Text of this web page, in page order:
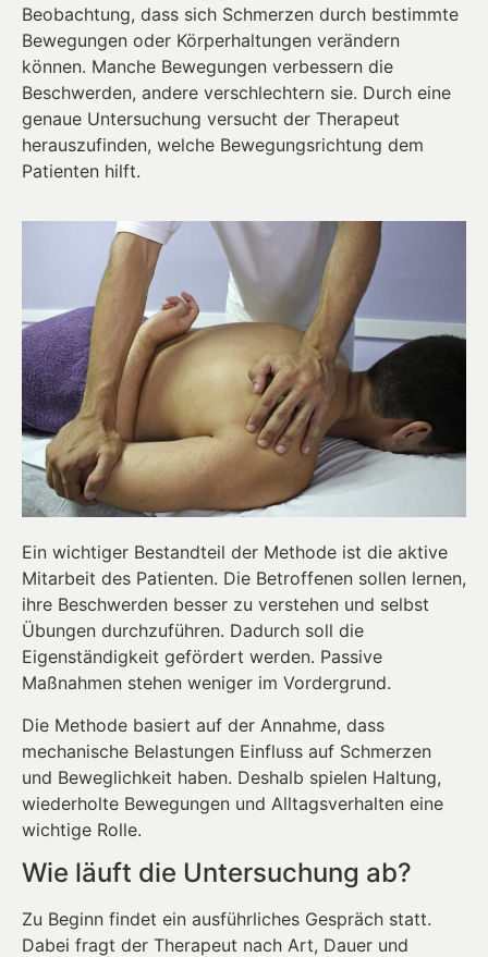
Beobachtung, dass sich Schmerzen durch bestimmte
Bewegungen oder Körperhaltungen verändern
können. Manche Bewegungen verbessern die
Beschwerden, andere verschlechtern sie. Durch eine
genaue Untersuchung versucht der Therapeut
herauszufinden, welche Bewegungsrichtung dem
Patienten hilft.
Ein wichtiger Bestandteil der Methode ist die aktive
Mitarbeit des Patienten. Die Betroffenen sollen lernen,
ihre Beschwerden besser zu verstehen und selbst
Übungen durchzuführen. Dadurch soll die
Eigenständigkeit gefördert werden. Passive
Maßnahmen stehen weniger im Vordergrund.
Die Methode basiert auf der Annahme, dass
mechanische Belastungen Einfluss auf Schmerzen
und Beweglichkeit haben. Deshalb spielen Haltung,
wiederholte Bewegungen und Alltagsverhalten eine
wichtige Rolle.
Wie läuft die Untersuchung ab?
Zu Beginn findet ein ausführliches Gespräch statt.
Dabei fragt der Therapeut nach Art, Dauer und